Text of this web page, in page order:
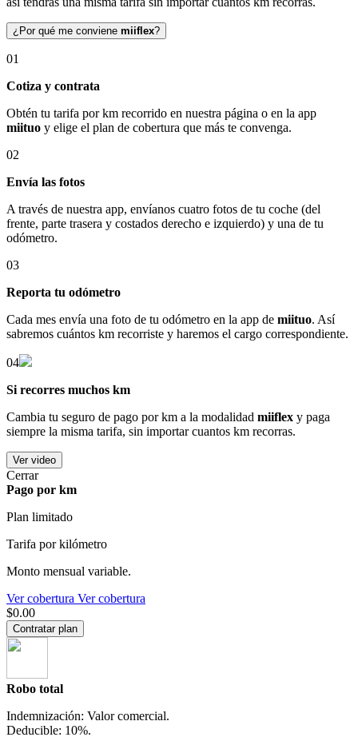
¿Por qué me conviene miiflex?
01
Cotiza y contrata
Obtén tu tarifa por km recorrido en nuestra página o en la app
miituo y elige el plan de cobertura que más te convenga.
02
Envía las fotos
A través de nuestra app, envíanos cuatro fotos de tu coche (del
frente, parte trasera y costados derecho e izquierdo) y una de tu
odómetro.
03
Reporta tu odómetro
Cada mes envía una foto de tu odómetro en la app de miituo. Así
sabremos cuántos km recorriste y haremos el cargo correspondiente.
04
Si recorres muchos km
Cambia tu seguro de pago por km a la modalidad miiflex y paga
siempre la misma tarifa, sin importar cuantos km recorras.
Ver video
Cerrar
Pago por km
Plan limitado
Tarifa por kilómetro
Monto mensual variable.
Ver cobertura Ver cobertura
$0.00
Contratar plan
Robo total
Indemnización: Valor comercial.
Deducible: 10%.